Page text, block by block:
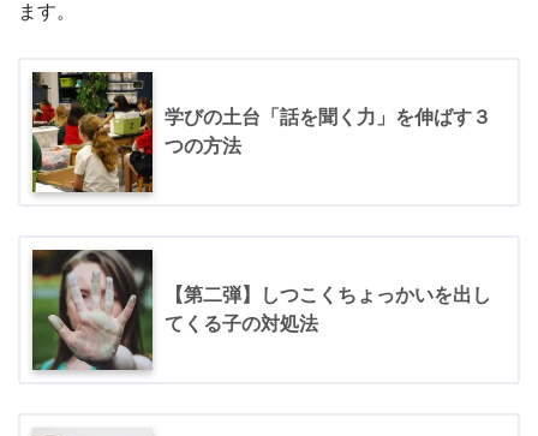
ます。
学びの土台「話を聞く力」を伸ばす３
つの方法
【第二弾】しつこくちょっかいを出し
てくる子の対処法